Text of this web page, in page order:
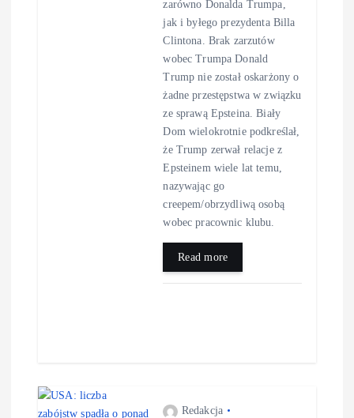
zarówno Donalda Trumpa,
jak i byłego prezydenta Billa
Clintona. Brak zarzutów
wobec Trumpa Donald
Trump nie został oskarżony o
żadne przestępstwa w związku
ze sprawą Epsteina. Biały
Dom wielokrotnie podkreślał,
że Trump zerwał relacje z
Epsteinem wiele lat temu,
nazywając go
creepem/obrzydliwą osobą
wobec pracownic klubu.
Read more
Redakcja